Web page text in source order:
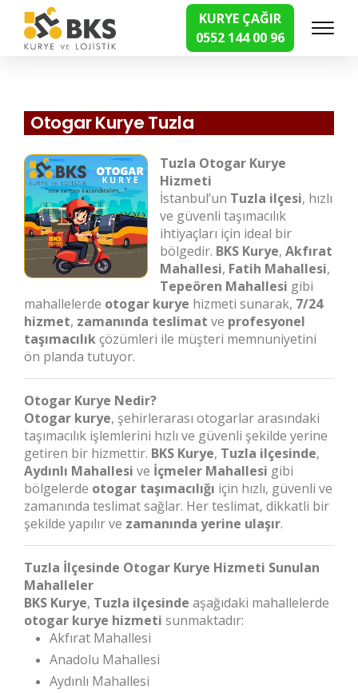
KURYE ÇAĞIR
0552 144 00 96
Hızlı Kurye Hizmetleri
Otogar Kurye Tuzla
Tuzla Otogar Kurye
Hizmeti
İstanbul’un Tuzla ilçesi, hızlı
ve güvenli taşımacılık
ihtiyaçları için ideal bir
bölgedir. BKS Kurye,Akfırat
Mahallesi, Fatih Mahallesi,
Tepeören Mahallesi gibi
mahallelerde otogar kurye hizmeti sunarak, 7/24
hizmet, zamanında teslimat ve profesyonel
taşımacılıkçözümleri ile müşteri memnuniyetini
ön planda tutuyor.
Otogar Kurye Nedir?
Otogar kurye, şehirlerarası otogarlar arasındaki
taşımacılık işlemlerini hızlı ve güvenli şekilde yerine
getiren bir hizmettir. BKS Kurye, Tuzla ilçesinde,
Aydınlı Mahallesi ve İçmeler Mahallesi gibi
bölgelerde otogar taşımacılığı için hızlı, güvenli ve
zamanında teslimat sağlar. Her teslimat, dikkatli bir
şekilde yapılır ve zamanında yerine ulaşır.
Tuzla İlçesinde Otogar Kurye Hizmeti Sunulan
Mahalleler
BKS Kurye, Tuzla ilçesinde aşağıdaki mahallelerde
otogar kurye hizmeti sunmaktadır:
Akfırat Mahallesi
Anadolu Mahallesi
Aydınlı Mahallesi